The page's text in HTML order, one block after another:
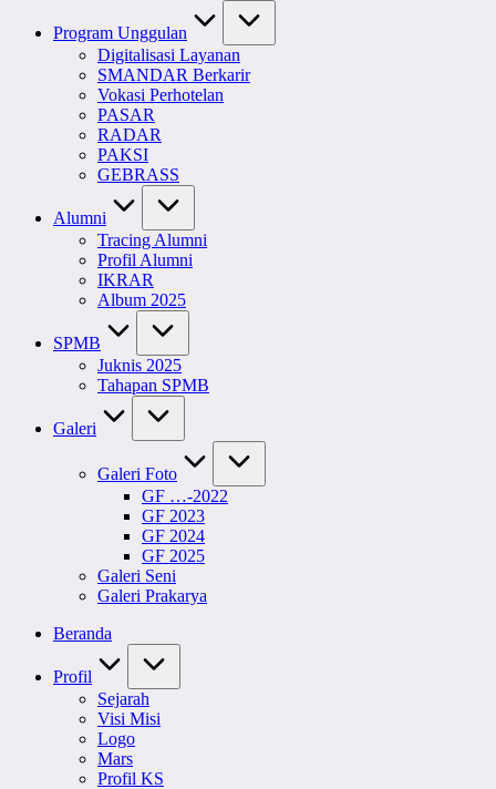
Program Unggulan
Digitalisasi Layanan
SMANDAR Berkarir
Vokasi Perhotelan
PASAR
RADAR
PAKSI
GEBRASS
Alumni
Tracing Alumni
Profil Alumni
IKRAR
Album 2025
SPMB
Juknis 2025
Tahapan SPMB
Galeri
Galeri Foto
GF …-2022
GF 2023
GF 2024
GF 2025
Galeri Seni
Galeri Prakarya
Beranda
Profil
Sejarah
Visi Misi
Logo
Mars
Profil KS